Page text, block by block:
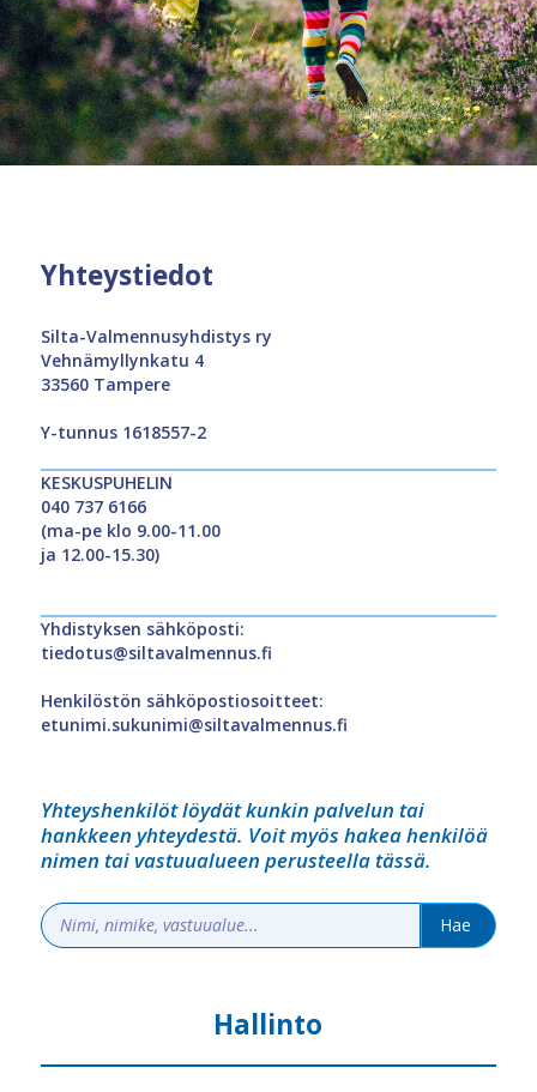
Yhteystiedot
Silta-Valmennusyhdistys ry
Vehnämyllynkatu 4
33560 Tampere
Y-tunnus 1618557-2
KESKUSPUHELIN
040 737 6166
(ma-pe klo 9.00-11.00
ja 12.00-15.30)
Yhdistyksen sähköposti:
tiedotus@siltavalmennus.fi
Henkilöstön sähköpostiosoitteet:
etunimi.sukunimi@siltavalmennus.fi
Yhteyshenkilöt löydät kunkin palvelun tai
hankkeen yhteydestä. Voit myös hakea henkilöä
nimen tai vastuualueen perusteella tässä.
Hallinto